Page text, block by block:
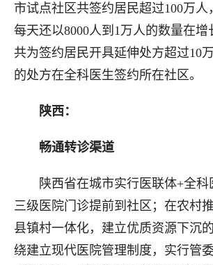
市试点社区共签约居民超过100万人
每天还以8000人到1万人的数量在增
共为签约居民开具延伸处方超过10
的处方在全科医生签约所在社区。
陕西：
畅通转诊渠道
陕西省在城市实行医联体+全科
三级医院门诊提前到社区；在农村
县镇村一体化，建立优质资源下沉
绕建立现代医院管理制度，实行管